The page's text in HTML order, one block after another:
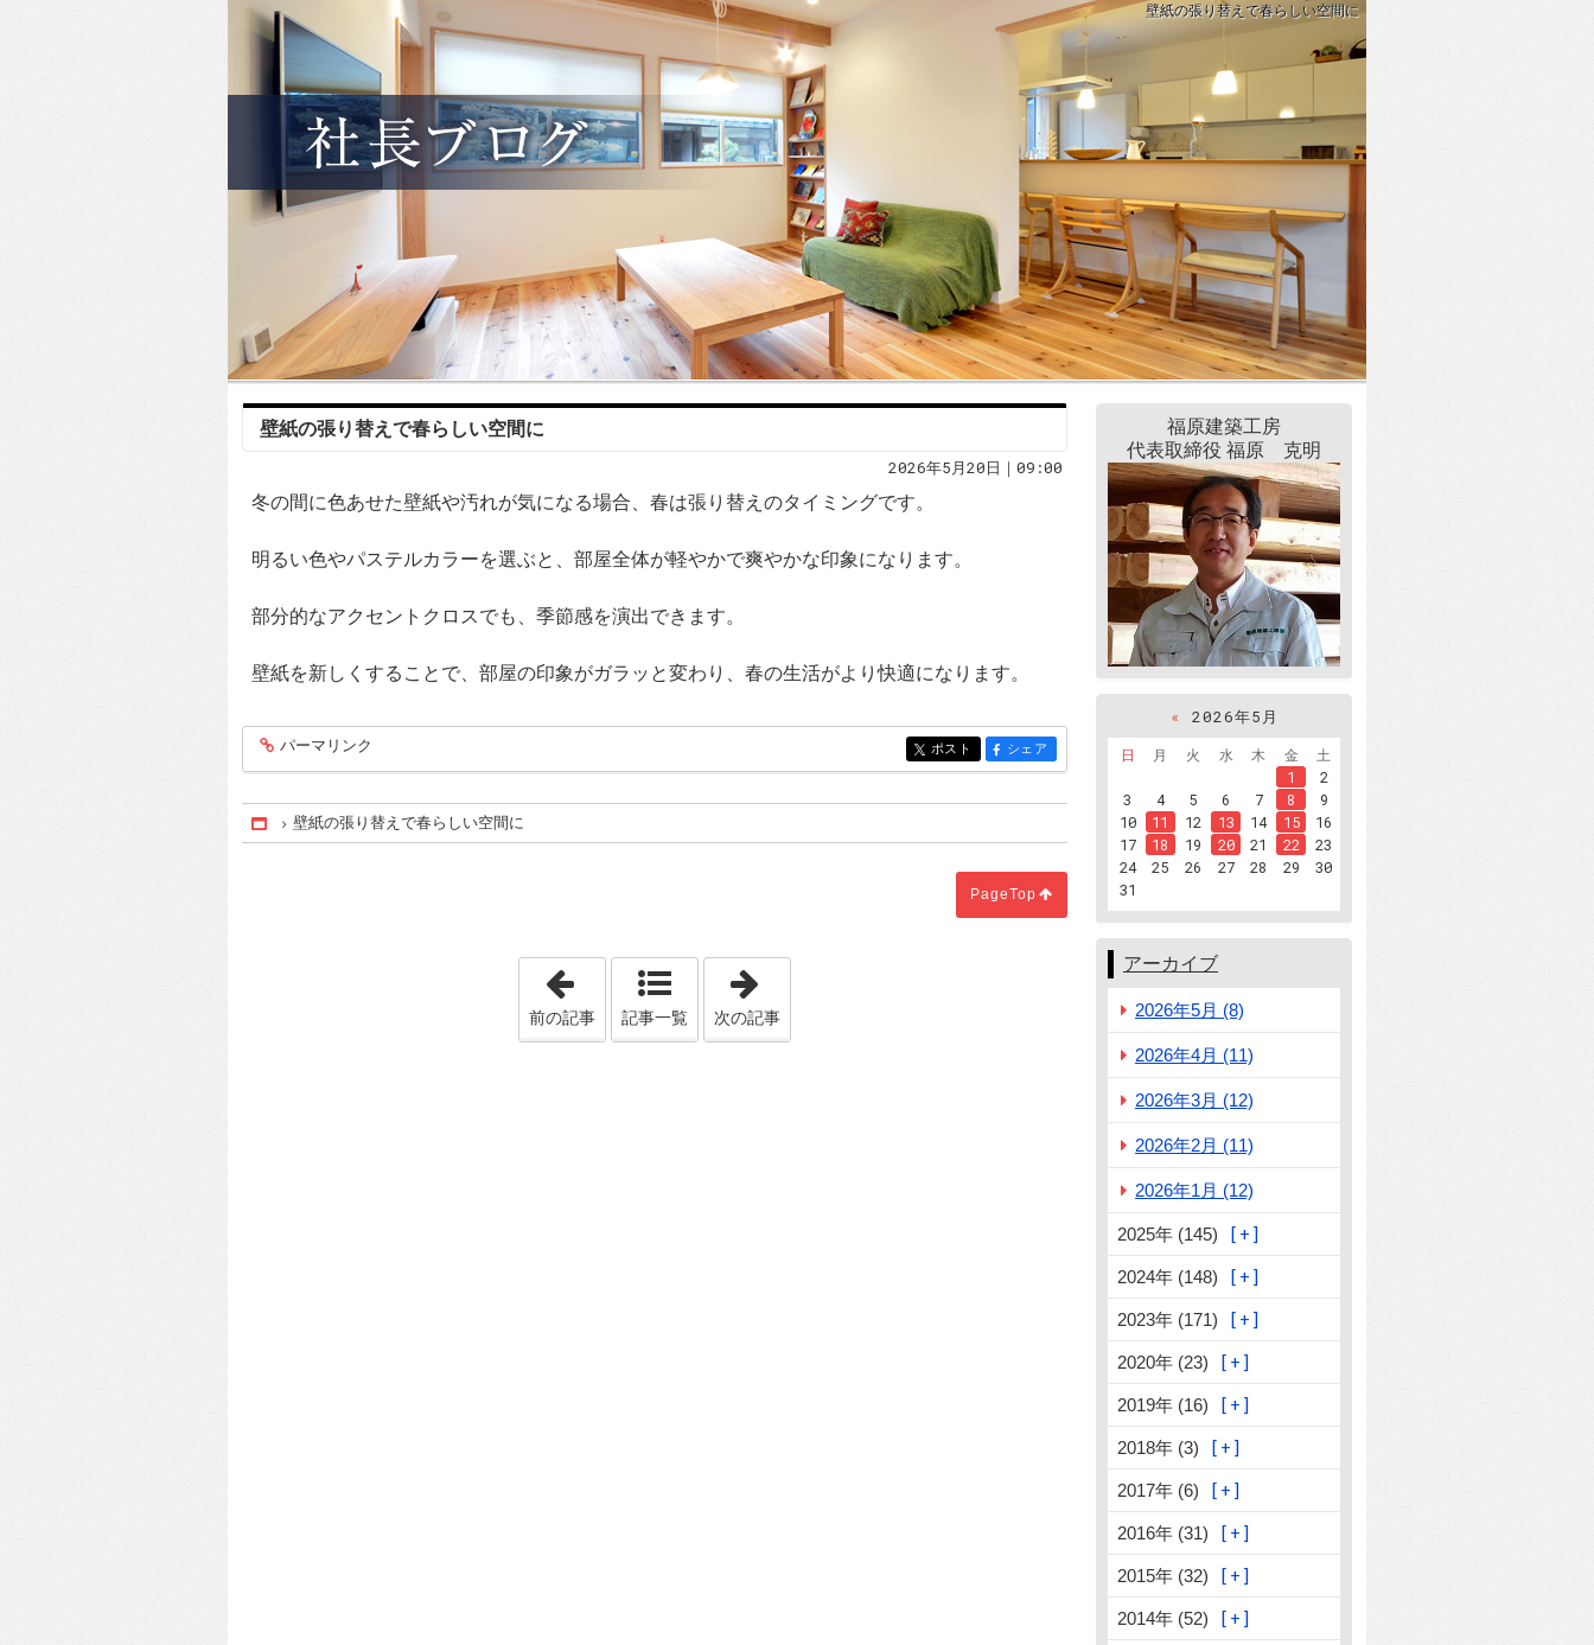
壁紙の張り替えで春らしい空間に
壁紙の張り替えで春らしい空間に
2026年5月20日｜09:00
冬の間に色あせた壁紙や汚れが気になる場合、春は張り替えのタイミングです。
明るい色やパステルカラーを選ぶと、部屋全体が軽やかで爽やかな印象になります。
部分的なアクセントクロスでも、季節感を演出できます。
壁紙を新しくすることで、部屋の印象がガラッと変わり、春の生活がより快適になります。
entry1346
パーマリンク entry1346
ポスト entry1346
シェア
Home
壁紙の張り替えで春らしい空間に
PageTop
「外構ライトや防犯設備のチェックで安全確保」
前の記事 記事一覧 次の記事
福原建築工房
代表取締役 福原 克明
« 2026年5月
日
月 火 水 木 金
土
1
2
3
4 5 6 7 8
9
10
11 12 13 14 15
16
17
18 19 20 21 22
23
24
25 26 27 28 29
30
31
アーカイブ
2026年5月 (8)
2026年4月 (11)
2026年3月 (12)
2026年2月 (11)
2026年1月 (12)
2025年 (145)
2024年 (148)
2023年 (171)
2020年 (23)
2019年 (16)
2018年 (3)
2017年 (6)
2016年 (31)
2015年 (32)
2014年 (52)